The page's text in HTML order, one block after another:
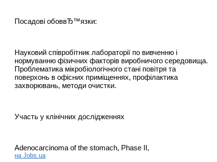
Посадові обоввЂ™язки:
Науковий співробітник лабораторії по вивченню і
нормуванню фізичних факторів виробничого середовища.
Проблематика мікробіологічного стані повітря та
поверхонь в офісних приміщеннях, профілактика
захворювань, методи очистки.
Участь у клінічних дослідженнях
Аdenocarcinoma of the stomach, Phase II,
на Jobs.ua